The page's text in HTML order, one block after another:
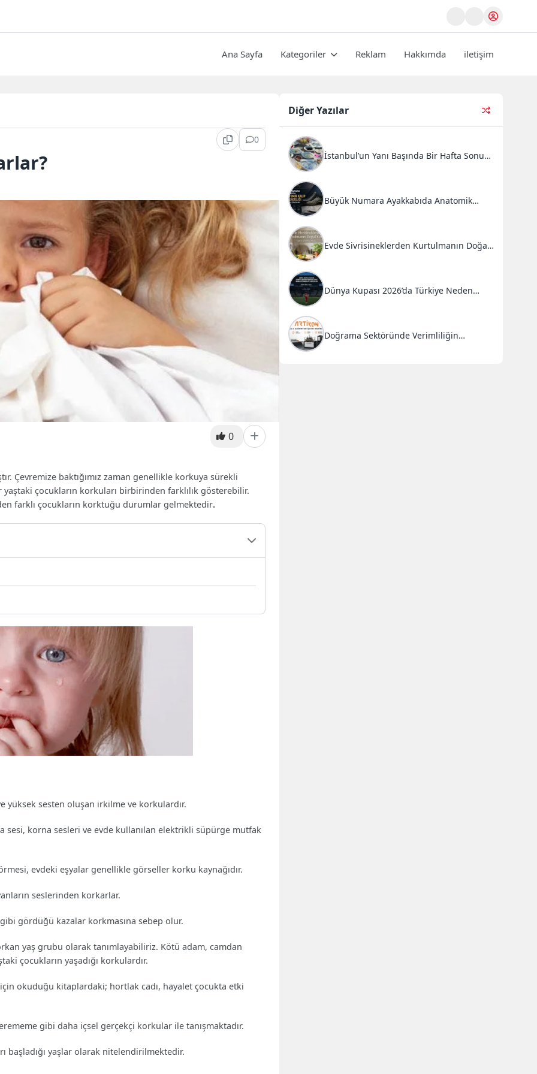
Ana Sayfa Kategoriler Reklam Hakkımda iletişim
0
0
Çevremize baktığımız zaman genellikle korkuya sürekli
çocukların korkuları birbirinden farklılık gösterebilir.
farklı çocukların korktuğu durumlar gelmektedir.
yüksek sesten oluşan irkilme ve korkulardır.
sesi, korna sesleri ve evde kullanılan elektrikli süpürge mutfak
evdeki eşyalar genellikle görseller korku kaynağıdır.
seslerinden korkarlar.
gördüğü kazalar korkmasına sebep olur.
yaş grubu olarak tanımlayabiliriz. Kötü adam, camdan
çocukların yaşadığı korkulardır.
okuduğu kitaplardaki; hortlak cadı, hayalet çocukta etki
gibi daha içsel gerçekçi korkular ile tanışmaktadır.
başladığı yaşlar olarak nitelendirilmektedir.
Diğer Yazılar
İstanbul’un Yanı Başında Bir Hafta Sonu
Büyük Numara Ayakkabıda Anatomik
Evde Sivrisineklerden Kurtulmanın Doğal
Dünya Kupası 2026’da Türkiye Neden
Doğrama Sektöründe Verimliliğin